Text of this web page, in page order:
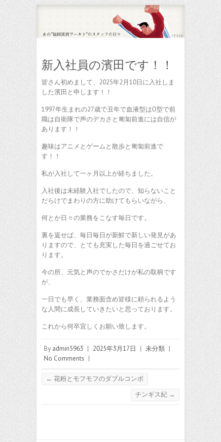
新入社員の濱田です！！
皆さん初めまして、2025年2月10日に入社しま
した濱田と申します！！
1997年生まれの27歳で丑年で血液型はO型で前
職は自衛隊で声のデカさと匍匐前進には自信が
あります！！
趣味はアニメとゲームと散歩と匍匐前進で
す！！
私が入社して一ヶ月以上が経ちました。
入社後は未経験入社でしたので、知らないこと
だらけでまわりの方に助けてもらいながら、
何とか日々の業務をこなす毎日です。
裏を返せば、毎日毎日が新鮮で新しい発見があ
りますので、とても充実した毎日を過ごせてお
ります。
今の所、元気と声のでかさだけが私の取柄です
が、
一日でも早く、業務面含め皆様に頼られるよう
な人間に成長していきたいと思っております。
これから何卒宜しくお願い致します。
By admin5963 | 2025年3月17日 | 未分類 |
No Comments |
← 花粉とモフモフのダブルコンボ
チンギス紀 →